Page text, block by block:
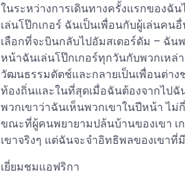
ในระหว่างการเดินทางครั้งแรกของฉั
เล่นโป๊กเกอร์ ฉันเป็นเพื่อนกับผู้เล่นค
เลือกที่จะบินกลับไปอัมสเตอร์ดัม – ฉัน
หน้าฉันเล่นโป๊กเกอร์ทุกวันกับพวกเหล่
วัฒนธรรมดัตช์และกลายเป็นเพื่อนต่า
ท้องถิ่นและในที่สุดเมื่อฉันต้องจากไป
พวกเขาว่าฉันเห็นพวกเขาในปีหน้า ไม่
ขณะที่ผู้คนพยายามปล้นบ้านของเขา
เขาจริงๆ แต่ฉันจะจำอิทธิพลของเขา
เยี่ยมชมแอฟริกา